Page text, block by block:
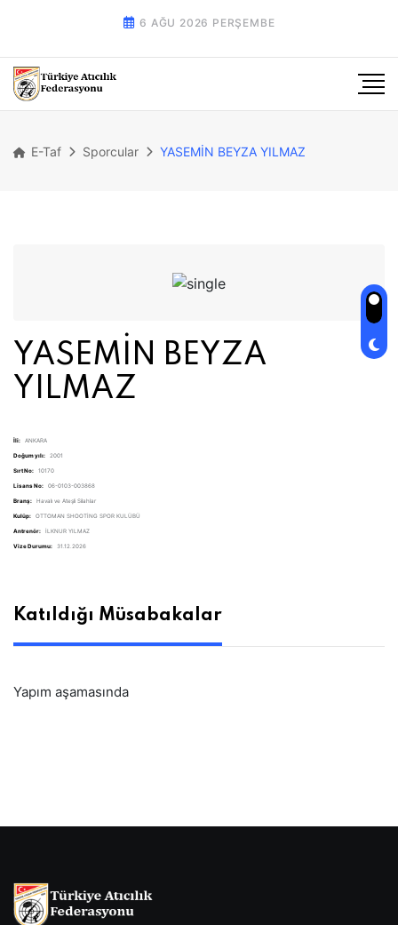
6 AĞU 2026 PERŞEMBE
E-Taf Sporcular YASEMİN BEYZA YILMAZ
YASEMİN BEYZA
YILMAZ
İli: ANKARA
Doğum yılı: 2001
Sırt No: 10170
Lisans No: 06-0103-003868
Branş: Havalı ve Ateşli Silahlar
Kulüp: OTTOMAN SHOOTİNG SPOR KULÜBÜ
Antrenör: İLKNUR YILMAZ
Vize Durumu: 31.12.2026
Katıldığı Müsabakalar
Yapım aşamasında